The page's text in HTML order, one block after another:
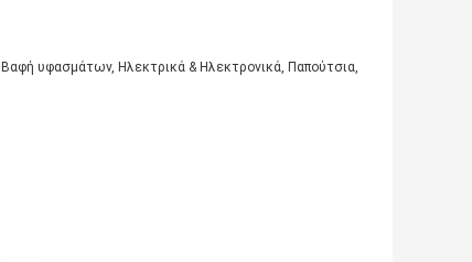
υφασμάτων, Ηλεκτρικά & Ηλεκτρονικά, Παπούτσια,